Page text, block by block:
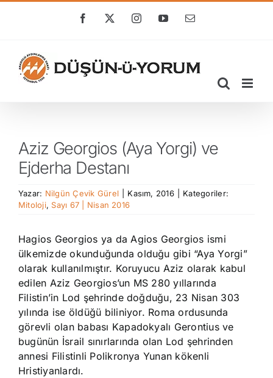
Facebook
X InstagramYouTube
E-
Aziz Georgios (Aya Yorgi) ve
Ejderha Destanı
Yazar: Nilgün Çevik Gürel Kasım, 2016
Kategoriler:
Mitoloji, Sayı 67 | Nisan 2016
Hagios Georgios ya da Agios Georgios ismi
ülkemizde okunduğunda olduğu gibi “Aya Yorgi”
olarak kullanılmıştır. Koruyucu Aziz olarak kabul
edilen Aziz Georgios’un MS 280 yıllarında
Filistin’in Lod şehrinde doğduğu, 23 Nisan 303
yılında ise öldüğü biliniyor. Roma ordusunda
görevli olan babası Kapadokyalı Gerontius ve
bugünün İsrail sınırlarında olan Lod şehrinden
annesi Filistinli Polikronya Yunan kökenli
Hristiyanlardı.